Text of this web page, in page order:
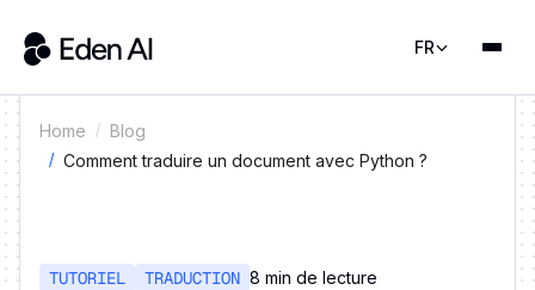
FR
Home
Blog
Comment traduire un document avec Python ?
TUTORIEL TRADUCTION 8 min de lecture